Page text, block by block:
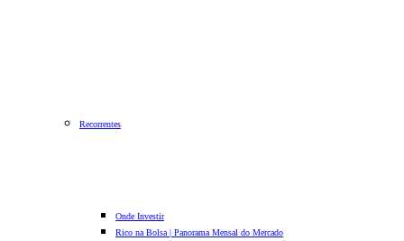
Recorrentes
Onde Investir
Rico na Bolsa | Panorama Mensal do Mercado